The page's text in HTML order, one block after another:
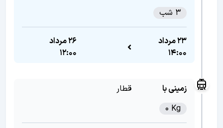
3 شب
23 مرداد
14:00
26 مرداد
12:00
زمینی با
قطار
0 Kg